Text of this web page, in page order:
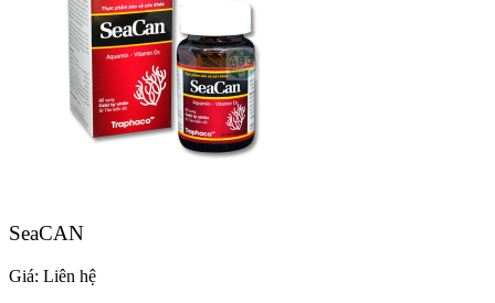
SeaCAN
Giá: Liên hệ